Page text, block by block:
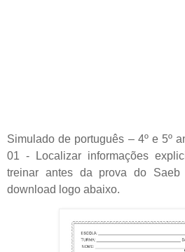
Simulado de português – 4º e 5º
01 - Localizar informações
treinar antes da prova do
download logo abaixo.